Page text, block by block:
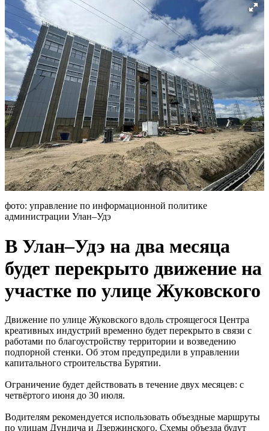
фото: управление по информационной политике
администрации Улан–Удэ
В Улан–Удэ на два месяца
будет перекрыто движение на
участке по улице Жуковского
Движение по улице Жуковского вдоль строящегося Центра
креативных индустрий временно будет перекрыто в связи с
работами по благоустройству территории и возведению
подпорной стенки. Об этом предупредили в управлении
капитального строительства Бурятии.
Ограничение будет действовать в течение двух месяцев: с
четвёртого июня до 30 июля.
Водителям рекомендуется использовать объездные маршруты
по улицам Дундича и Дзержинского. Схемы объезда будут